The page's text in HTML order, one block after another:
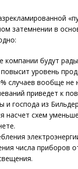
затемнении в
компании будут
уровень
случаев вообще
приведет к
и господа из
насчет схем
числа приборов